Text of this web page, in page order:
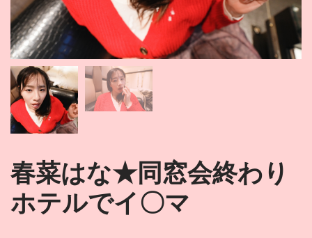
春菜はな★同窓会終わり
ホテルでイ〇マ